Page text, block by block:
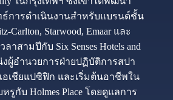
การดำเนินงานสำหรับแบรนด์ชั้น
Carlton, Starwood, Emaar และ
ลาสามปีกับ Six Senses Hotels and
งผู้อำนวยการฝ่ายปฏิบัติการสปา
อเชียแปซิฟิก และเริ่มต้นอาชีพใน
กับ Holmes Place โดยดูแลการ